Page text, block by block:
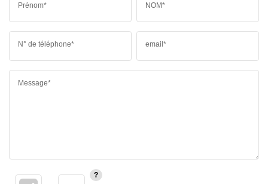
Prénom* NOM*
N° de téléphone* email*
Message*